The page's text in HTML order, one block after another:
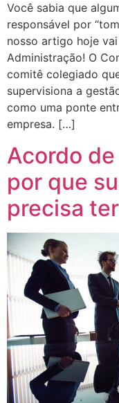
Você sabia que
responsável por
nosso artigo hoje
Administração! O
comitê colegiado
supervisiona a
como uma ponte
empresa. […]
Acordo
por que
precisa